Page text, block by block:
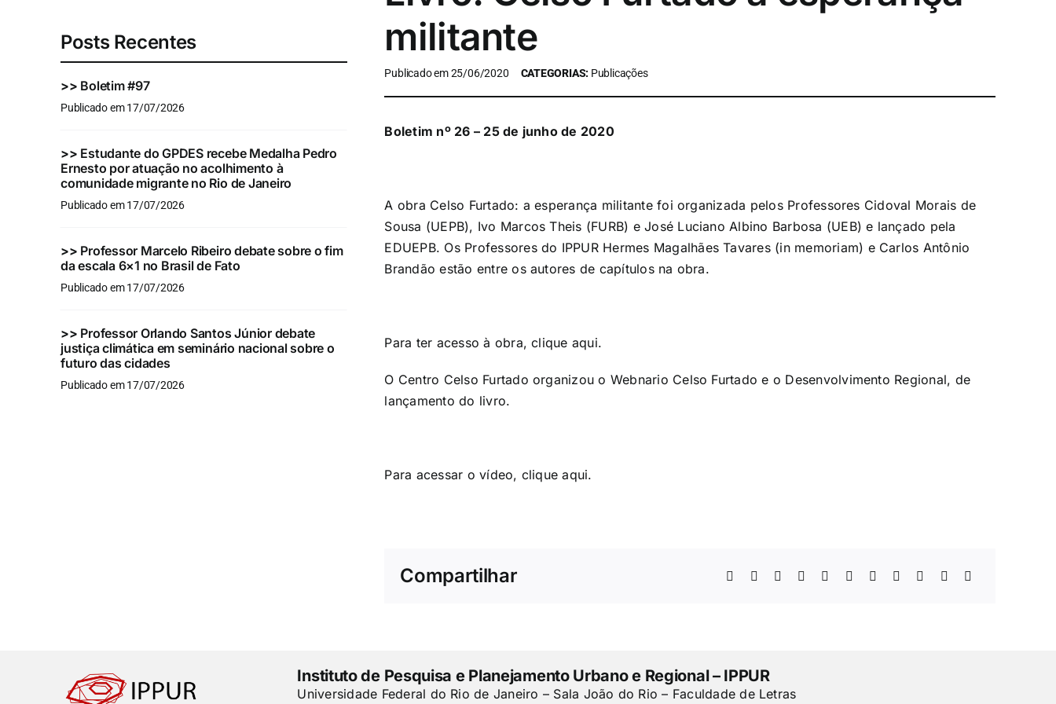
Posts Recentes
>> Boletim #97
Publicado em 17/07/2026
>> Estudante do GPDES recebe Medalha Pedro
Ernesto por atuação no acolhimento à
comunidade migrante no Rio de Janeiro
Publicado em 17/07/2026
>> Professor Marcelo Ribeiro debate sobre o fim
da escala 6×1 no Brasil de Fato
Publicado em 17/07/2026
>> Professor Orlando Santos Júnior debate
justiça climática em seminário nacional sobre o
futuro das cidades
Publicado em 17/07/2026
militante
Publicado em 25/06/2020 CATEGORIAS: Publicações
Boletim nº 26 – 25 de junho de 2020
A obra Celso Furtado: a esperança militante foi organizada pelos Professores Cidoval Morais de
Sousa (UEPB), Ivo Marcos Theis (FURB) e José Luciano Albino Barbosa (UEB) e lançado pela
EDUEPB. Os Professores do IPPUR Hermes Magalhães Tavares (in memoriam) e Carlos Antônio
Brandão estão entre os autores de capítulos na obra.
Para ter acesso à obra, clique aqui.
O Centro Celso Furtado organizou o Webnario Celso Furtado e o Desenvolvimento Regional, de
lançamento do livro.
Para acessar o vídeo, cliqueaqui.
Compartilhar
Instituto de Pesquisa e Planejamento Urbano e Regional – IPPUR
Universidade Federal do Rio de Janeiro – Sala João do Rio – Faculdade de Letras